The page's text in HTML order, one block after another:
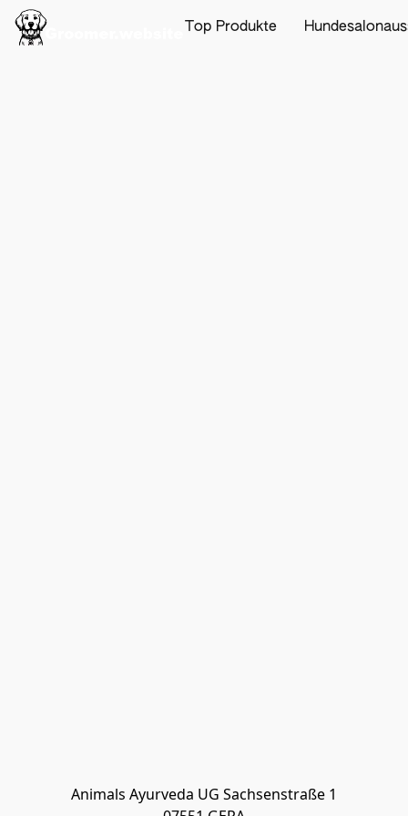
Top Produkte
Animals Ayurveda UG Sachsenstraße 1